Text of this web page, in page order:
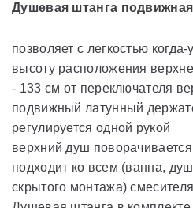
Душевая штанга подвижная
позволяет с легкостью когда-
высоту расположения
- 133 см от переключателя
подвижный латунный
регулируется одной рукой
верхний душ
подходит ко всем (ванна,
скрытого монтажа)